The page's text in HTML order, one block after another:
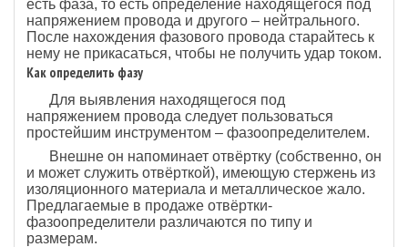
есть фаза, то есть определение находящегося под
напряжением провода и другого – нейтрального.
После нахождения фазового провода старайтесь к
нему не прикасаться, чтобы не получить удар током.
Как определить фазу
Для выявления находящегося под
напряжением провода следует пользоваться
простейшим инструментом – фазоопределителем.
Внешне он напоминает отвёртку (собственно, он
и может служить отвёрткой), имеющую стержень из
изоляционного материала и металлическое жало.
Предлагаемые в продаже отвёртки-
фазоопределители различаются по типу и
размерам.